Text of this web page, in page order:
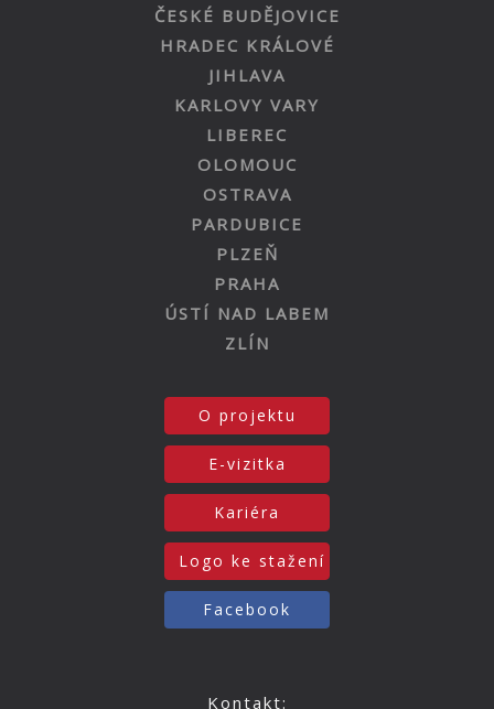
ČESKÉ BUDĚJOVICE
HRADEC KRÁLOVÉ
JIHLAVA
KARLOVY VARY
LIBEREC
OLOMOUC
OSTRAVA
PARDUBICE
PLZEŇ
PRAHA
ÚSTÍ NAD LABEM
ZLÍN
O projektu
E-vizitka
Kariéra
Logo ke stažení
Facebook
Kontakt: